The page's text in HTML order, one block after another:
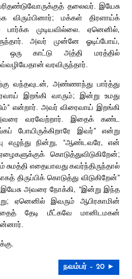
தலைவர். இயேசு
விரும்பினார்; மக்கள் திரளாய்க்
பார்க்க முடியவில்லை. ஏனெனில்,
அவர் முன்னே ஓடிப்போய்,
ஒரு காட்டு அத்தி மரத்தில்
வரவிருந்தார்.
வந்தவுடன், அண்ணாந்து பார்த்து
இறங்கி வாரும்; இன்று உமது
என்றார். அவர் விரைவாய் இறங்கி
அவரை வரவேற்றார். இதைக் கண்ட
போயிருக்கிறாரே இவர்” என்று
எழுந்து நின்று, “ஆண்டவரே, என்
கொடுத்துவிடுகிறேன்;
எதையாவது கவர்ந்திருந்தால்
திருப்பிக் கொடுத்து விடுகிறேன்”
இயேசு அவரை நோக்கி, “இன்று இந்த
ஏனெனில் இவரும் ஆபிரகாமின்
தேடி மீட்கவே மானிடமகன்
நவம்பர் – 20 ►